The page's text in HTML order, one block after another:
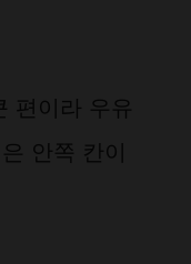
편이라 우유
안쪽 칸이